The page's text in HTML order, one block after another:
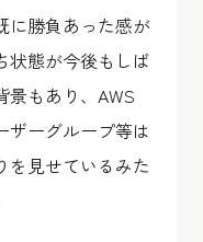
に勝負あった感が
状態が今後もしば
景もあり、AWS
ザーグループ等は
を見せているみた